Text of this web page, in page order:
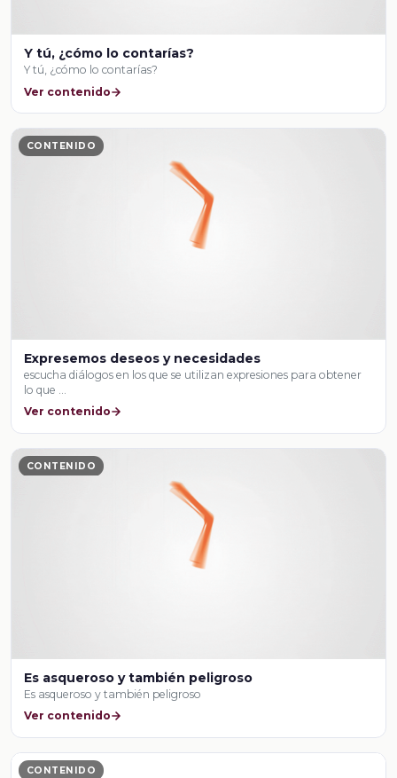
Y tú, ¿cómo lo contarías?
Y tú, ¿cómo lo contarías?
Ver contenido
CONTENIDO
Expresemos deseos y necesidades
escucha diálogos en los que se utilizan expresiones para obtener
lo que …
Ver contenido
CONTENIDO
Es asqueroso y también peligroso
Es asqueroso y también peligroso
Ver contenido
CONTENIDO